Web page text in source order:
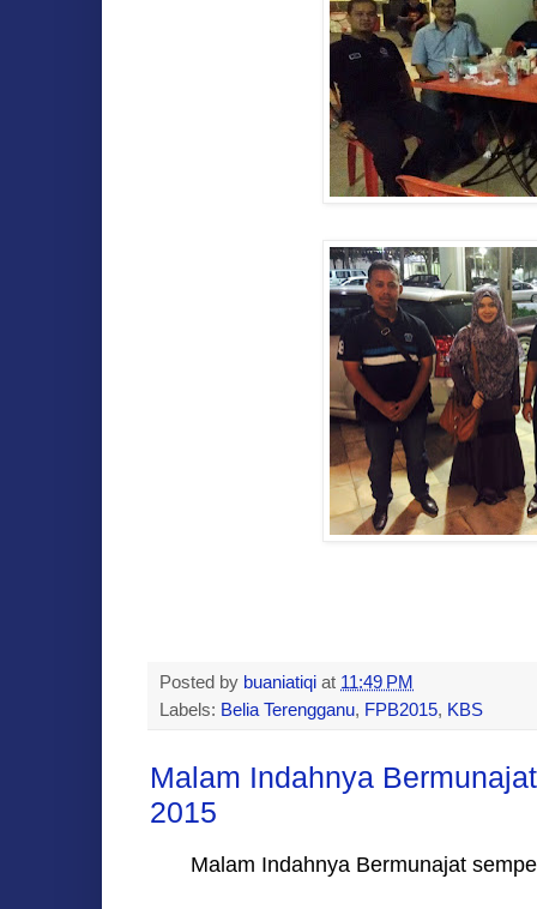
Posted by buaniatiqi at 11:49 PM
Labels: Belia Terengganu, FPB2015, KBS
Malam Indahnya
2015
Malam Indahnya Bermunajat